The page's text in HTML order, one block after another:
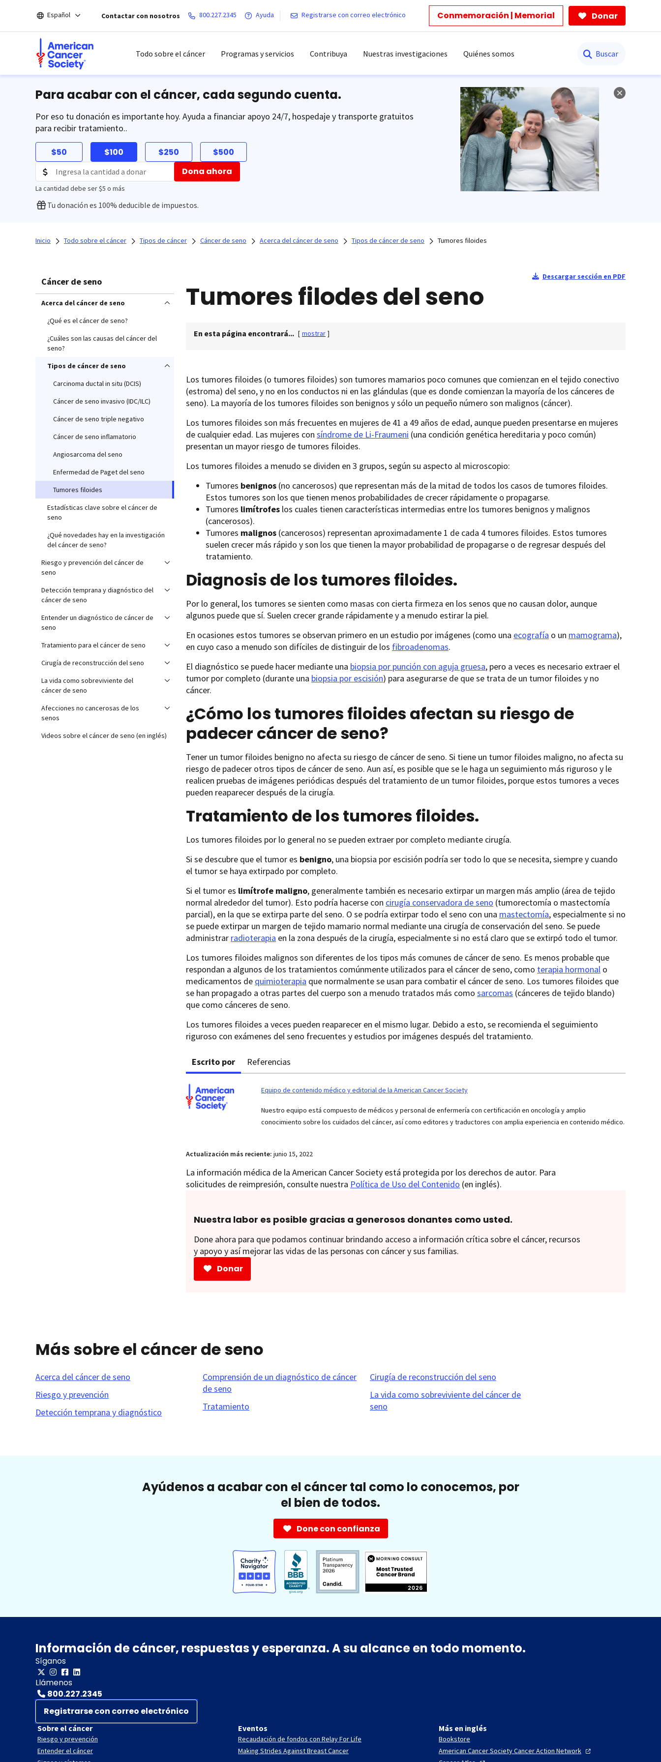
el
Español Contactar con nosotros 800.227.2345 Ayuda Registrarse con correo electrónico Conmemoración | Memorial Donar
Todo sobre el cáncer Programas y servicios Contribuya Nuestras investigaciones Quiénes somos
Para acabar con el cáncer, cada segundo cuenta.
Por eso tu donación es importante hoy. Ayuda a financiar apoyo 24/7, hospedaje y transporte gratuitos
para recibir tratamiento..
$50 $100 $250 $500
La cantidad debe ser $5 o más
Dona ahora
Tu donación es 100% deducible de impuestos.
Inicio Todo sobre el cáncer Tipos de cáncer Cáncer de seno Acerca del cáncer de seno Tipos de cáncer de seno Tumores filoides
Cáncer de seno
Acerca del cáncer de seno
¿Qué es el cáncer de seno?
¿Cuáles son las causas del cáncer del
seno?
Tipos de cáncer de seno
Carcinoma ductal in situ (DCIS)
Cáncer de seno invasivo (IDC/ILC)
Cáncer de seno triple negativo
Cáncer de seno inflamatorio
Angiosarcoma del seno
Enfermedad de Paget del seno
Tumores filoides
Estadísticas clave sobre el cáncer de
seno
¿Qué novedades hay en la investigación
del cáncer de seno?
Riesgo y prevención del cáncer de
seno
Detección temprana y diagnóstico del
cáncer de seno
Entender un diagnóstico de cáncer de
seno
Tratamiento para el cáncer de seno
Cirugía de reconstrucción del seno
La vida como sobreviviente del
cáncer de seno
Afecciones no cancerosas de los
senos
Videos sobre el cáncer de seno (en inglés)
Descargar sección en PDF
Tumores filodes del seno
En esta página encontrará... [ mostrar ]
Los tumores filoides (o tumores filoides) son tumores mamarios poco comunes que comienzan en el tejido conectivo
(estroma) del seno, y no en los conductos ni en las glándulas (que es donde comienzan la mayoría de los cánceres de
seno). La mayoría de los tumores filoides son benignos y sólo un pequeño número son malignos (cáncer).
Los tumores filoides son más frecuentes en mujeres de 41 a 49 años de edad, aunque pueden presentarse en mujeres
de cualquier edad. Las mujeres con síndrome de Li-Fraumeni (una condición genética hereditaria y poco común)
presentan un mayor riesgo de tumores filoides.
Los tumores filoides a menudo se dividen en 3 grupos, según su aspecto al microscopio:
Tumores benignos (no cancerosos) que representan más de la mitad de todos los casos de tumores filoides.
Estos tumores son los que tienen menos probabilidades de crecer rápidamente o propagarse.
Tumores limítrofes los cuales tienen características intermedias entre los tumores benignos y malignos
(cancerosos).
Tumores malignos (cancerosos) representan aproximadamente 1 de cada 4 tumores filoides. Estos tumores
suelen crecer más rápido y son los que tienen la mayor probabilidad de propagarse o de regresar después del
tratamiento.
Diagnosis de los tumores filoides.
Por lo general, los tumores se sienten como masas con cierta firmeza en los senos que no causan dolor, aunque
algunos puede que sí. Suelen crecer grande rápidamente y a menudo estirar la piel.
En ocasiones estos tumores se observan primero en un estudio por imágenes (como una ecografía o un mamograma),
en cuyo caso a menudo son difíciles de distinguir de los fibroadenomas.
El diagnóstico se puede hacer mediante una biopsia por punción con aguja gruesa, pero a veces es necesario extraer el
tumor por completo (durante una biopsia por escisión) para asegurarse de que se trata de un tumor filoides y no
cáncer.
¿Cómo los tumores filoides afectan su riesgo de
padecer cáncer de seno?
Tener un tumor filoides benigno no afecta su riesgo de cáncer de seno. Si tiene un tumor filoides maligno, no afecta su
riesgo de padecer otros tipos de cáncer de seno. Aun así, es posible que se le haga un seguimiento más riguroso y le
realicen pruebas de imágenes periódicas después del tratamiento de un tumor filoides, porque estos tumores a veces
pueden reaparecer después de la cirugía.
Tratamiento de los tumores filoides.
Los tumores filoides por lo general no se pueden extraer por completo mediante cirugía.
Si se descubre que el tumor es benigno, una biopsia por escisión podría ser todo lo que se necesita, siempre y cuando
el tumor se haya extirpado por completo.
Si el tumor es limítrofe maligno, generalmente también es necesario extirpar un margen más amplio (área de tejido
normal alrededor del tumor). Esto podría hacerse con cirugía conservadora de seno (tumorectomía o mastectomía
parcial), en la que se extirpa parte del seno. O se podría extirpar todo el seno con una mastectomía, especialmente si no
se puede extirpar un margen de tejido mamario normal mediante una cirugía de conservación del seno. Se puede
administrar radioterapia en la zona después de la cirugía, especialmente si no está claro que se extirpó todo el tumor.
Los tumores filoides malignos son diferentes de los tipos más comunes de cáncer de seno. Es menos probable que
respondan a algunos de los tratamientos comúnmente utilizados para el cáncer de seno, como terapia hormonal o
medicamentos de quimioterapia que normalmente se usan para combatir el cáncer de seno. Los tumores filoides que
se han propagado a otras partes del cuerpo son a menudo tratados más como sarcomas (cánceres de tejido blando)
que como cánceres de seno.
Los tumores filoides a veces pueden reaparecer en el mismo lugar. Debido a esto, se recomienda el seguimiento
riguroso con exámenes del seno frecuentes y estudios por imágenes después del tratamiento.
Escrito por Referencias
Equipo de contenido médico y editorial de la American Cancer Society
Nuestro equipo está compuesto de médicos y personal de enfermería con certificación en oncología y amplio
conocimiento sobre los cuidados del cáncer, así como editores y traductores con amplia experiencia en contenido médico.
Actualización más reciente: junio 15, 2022
La información médica de la American Cancer Society está protegida por los derechos de autor. Para
solicitudes de reimpresión, consulte nuestra Política de Uso del Contenido (en inglés).
Nuestra labor es posible gracias a generosos donantes como usted.
Done ahora para que podamos continuar brindando acceso a información crítica sobre el cáncer, recursos
y apoyo y así mejorar las vidas de las personas con cáncer y sus familias.
Donar
Más sobre el cáncer de seno
Acerca del cáncer de seno
Riesgo y prevención
Detección temprana y diagnóstico
Comprensión de un diagnóstico de cáncer
de seno
Tratamiento
Cirugía de reconstrucción del seno
La vida como sobreviviente del cáncer de
seno
Ayúdenos a acabar con el cáncer tal como lo conocemos, por
el bien de todos.
Done con confianza
Información de cáncer, respuestas y esperanza. A su alcance en todo momento.
Síganos
Llámenos
800.227.2345
Registrarse con correo electrónico
Sobre el cáncer
Riesgo y prevención
Entender el cáncer
Eventos
Recaudación de fondos con Relay For Life
Making Strides Against Breast Cancer
Más en inglés
Bookstore
American Cancer Society Cancer Action Network